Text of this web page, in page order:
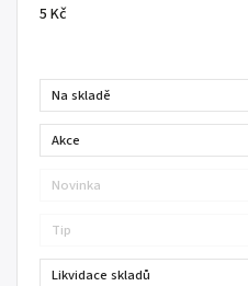
5 Kč
Na skladě
Akce
Novinka
Tip
Likvidace skladů